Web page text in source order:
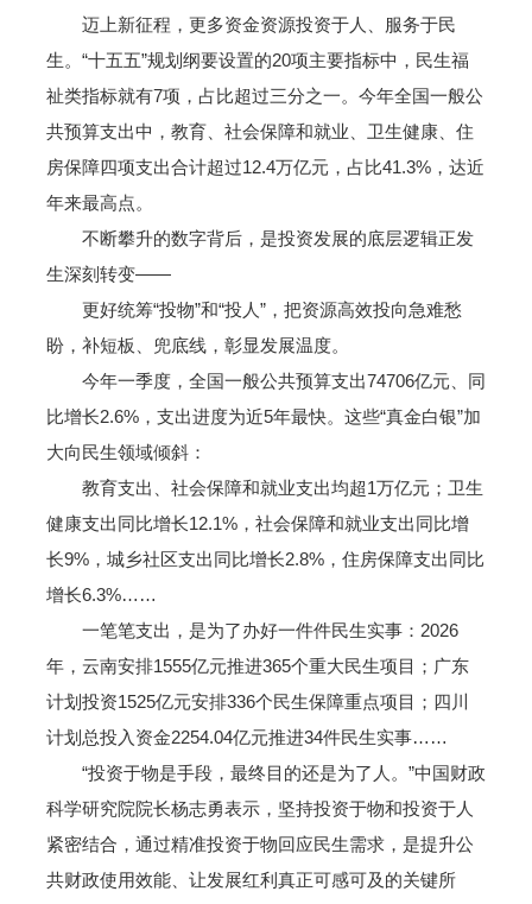
迈上新征程，更多资金资源投资于人、服务于民
生。“十五五”规划纲要设置的20项主要指标中，民生福
祉类指标就有7项，占比超过三分之一。今年全国一般公
共预算支出中，教育、社会保障和就业、卫生健康、住
房保障四项支出合计超过12.4万亿元，占比41.3%，达近
年来最高点。
不断攀升的数字背后，是投资发展的底层逻辑正发
生深刻转变——
更好统筹“投物”和“投人”，把资源高效投向急难愁
盼，补短板、兜底线，彰显发展温度。
今年一季度，全国一般公共预算支出74706亿元、同
比增长2.6%，支出进度为近5年最快。这些“真金白银”加
大向民生领域倾斜：
教育支出、社会保障和就业支出均超1万亿元；卫生
健康支出同比增长12.1%，社会保障和就业支出同比增
长9%，城乡社区支出同比增长2.8%，住房保障支出同比
增长6.3%……
一笔笔支出，是为了办好一件件民生实事：2026
年，云南安排1555亿元推进365个重大民生项目；广东
计划投资1525亿元安排336个民生保障重点项目；四川
计划总投入资金2254.04亿元推进34件民生实事……
“投资于物是手段，最终目的还是为了人。”中国财政
科学研究院院长杨志勇表示，坚持投资于物和投资于人
紧密结合，通过精准投资于物回应民生需求，是提升公
共财政使用效能、让发展红利真正可感可及的关键所